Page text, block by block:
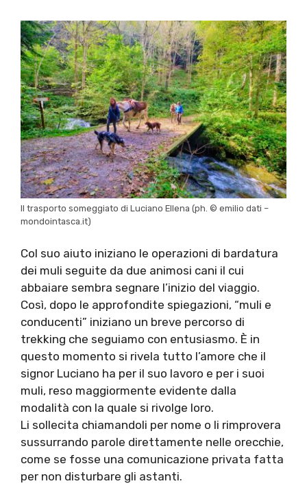
Il trasporto someggiato di Luciano Ellena (ph. © emilio dati –
mondointasca.it)
Col suo aiuto iniziano le operazioni di bardatura
dei muli seguite da due animosi cani il cui
abbaiare sembra segnare l’inizio del viaggio.
Così, dopo le approfondite spiegazioni, “muli e
conducenti” iniziano un breve percorso di
trekking che seguiamo con entusiasmo. È in
questo momento si rivela tutto l’amore che il
signor Luciano ha per il suo lavoro e per i suoi
muli, reso maggiormente evidente dalla
modalità con la quale si rivolge loro.
Li sollecita chiamandoli per nome o li rimprovera
sussurrando parole direttamente nelle orecchie,
come se fosse una comunicazione privata fatta
per non disturbare gli astanti.